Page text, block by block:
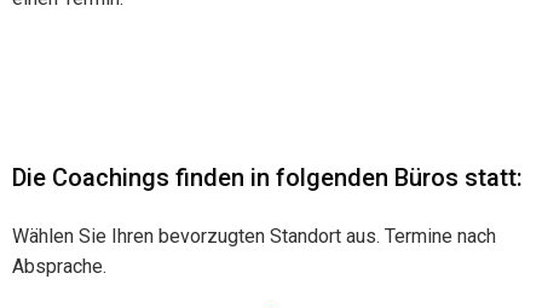
Die Coachings finden in folgenden Büros statt:
Wählen Sie Ihren bevorzugten Standort aus. Termine nach
Absprache.